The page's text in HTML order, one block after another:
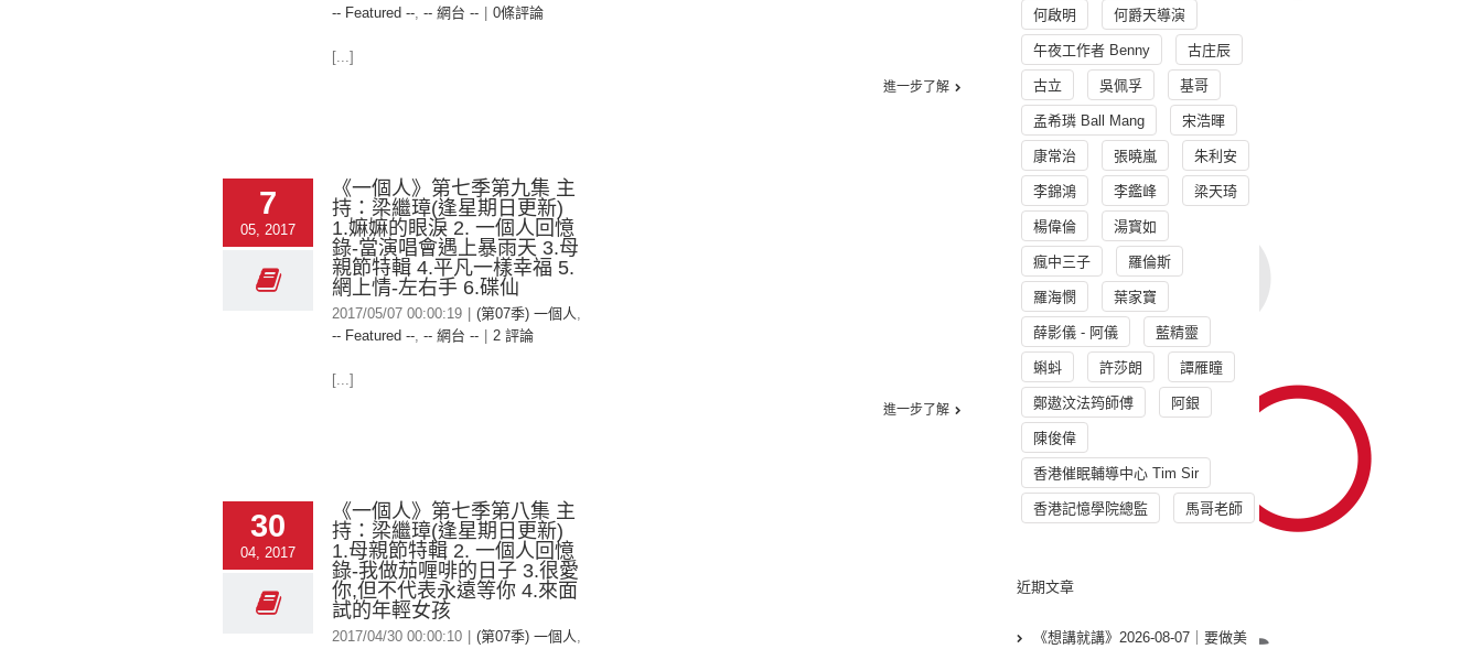
-- Featured --, -- 網台 -- 0條評論
[...]
進一步了解
7
05, 2017
《一個人》第七季第九集 主
持：梁繼璋(逢星期日更新)
1.嫲嫲的眼淚 2. 一個人回憶
錄-當演唱會遇上暴雨天 3.母
親節特輯 4.平凡一樣幸福 5.
網上情-左右手 6.碟仙
2017/05/07 00:00:19 (第07季) 一個人,
-- Featured --, -- 網台 -- 2 評論
[...]
進一步了解
30
04, 2017
《一個人》第七季第八集 主
持：梁繼璋(逢星期日更新)
1.母親節特輯 2. 一個人回憶
錄-我做茄喱啡的日子 3.很愛
你,但不代表永遠等你 4.來面
試的年輕女孩
2017/04/30 00:00:10 (第07季) 一個人,
何啟明 何爵天導演
午夜工作者 Benny 古庄辰
古立 吳佩孚 基哥
孟希璘 Ball Mang 宋浩暉
康常治 張曉嵐 朱利安
李錦鴻 李鑑峰 梁天琦
楊偉倫 湯寳如
瘋中三子 羅倫斯
羅海憫 葉家寶
薛影儀 - 阿儀 藍精靈
蝌蚪 許莎朗 譚雁瞳
鄭遨汶法筠師傅 阿銀
陳俊偉
香港催眠輔導中心 Tim Sir
香港記憶學院總監 馬哥老師
近期文章
《想講就講》2026-08-07｜要做美